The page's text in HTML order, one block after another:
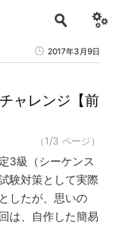
2017年3月9日
ャレンジ【前
（1/3 ページ）
3級（シーケンス
験対策として実際
したが、思いの
は、自作した簡易